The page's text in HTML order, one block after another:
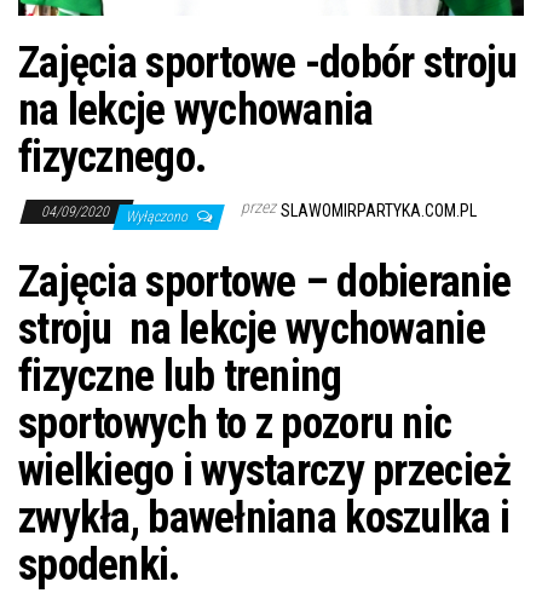
Zajęcia sportowe -dobór stroju
na lekcje wychowania
fizycznego.
04/09/2020 Wyłączono przez SLAWOMIRPARTYKA.COM.PL
Zajęcia sportowe – dobieranie
stroju na lekcje wychowanie
fizyczne lub trening
sportowych to z pozoru nic
wielkiego i wystarczy przecież
zwykła, bawełniana koszulka i
spodenki.